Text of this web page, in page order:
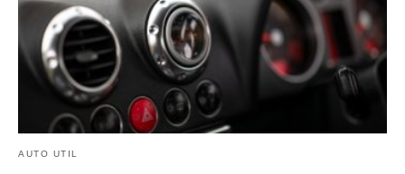
AUTO UTIL